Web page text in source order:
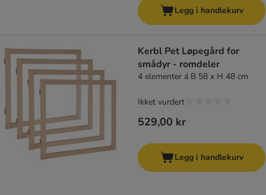
Legg i handlekurv
Kerbl Pet Løpegård for
smådyr - romdeler
4 elementer á B 58 x H 48 cm
529,00 kr
Ikket vurdert
Legg i handlekurv